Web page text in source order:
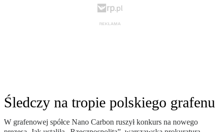
Śledczy na tropie polskiego grafenu
W grafenowej spółce Nano Carbon ruszył konkurs na nowego